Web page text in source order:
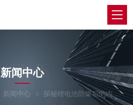
NEWS
新闻中心
新闻中心 探秘锂电池防爆箱的内在防护机制与工业应用价值